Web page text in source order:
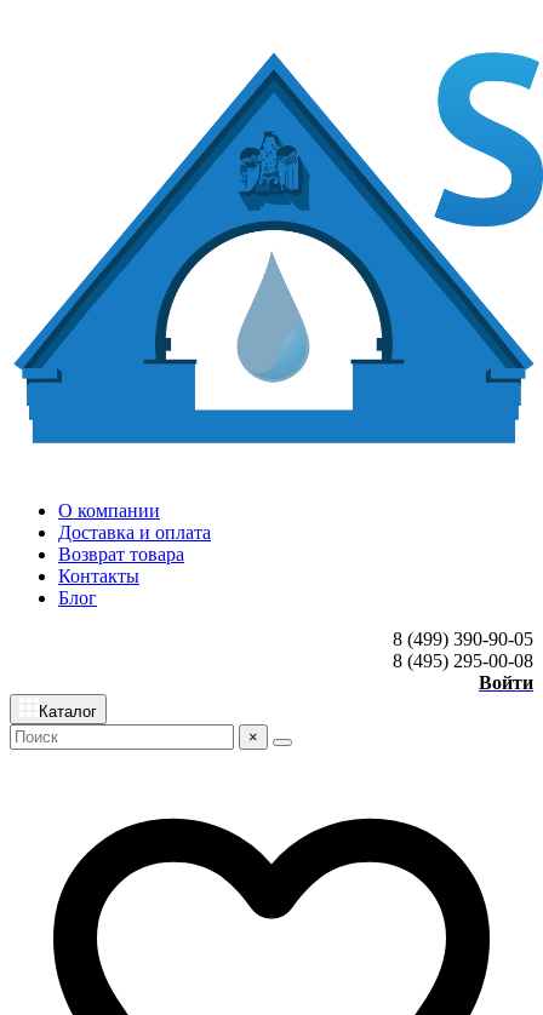
О компании
Доставка и оплата
Возврат товара
Контакты
Блог
8 (499) 390-90-05
8 (495) 295-00-08
Войти
Каталог
×